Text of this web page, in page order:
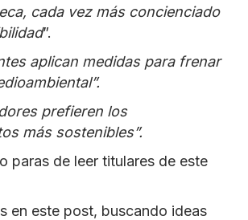
cada vez más concienciado
”.
aplican medidas para frenar
prefieren los
más sostenibles”.
paras de leer titulares de este
en este post, buscando ideas